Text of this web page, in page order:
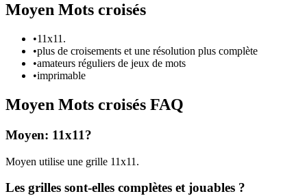
Moyen Mots croisés
•11x11.
•plus de croisements et une résolution plus complète
•amateurs réguliers de jeux de mots
•imprimable
Moyen Mots croisés FAQ
Moyen: 11x11?
Moyen utilise une grille 11x11.
Les grilles sont-elles complètes et jouables ?